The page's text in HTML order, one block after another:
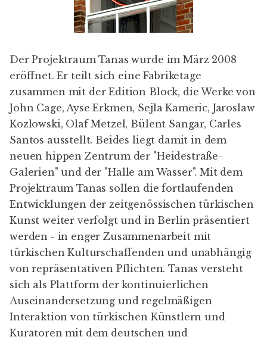
Der Projektraum Tanas wurde im März 2008
eröffnet. Er teilt sich eine Fabriketage
zusammen mit der Edition Block, die Werke von
John Cage, Ayse Erkmen, Sejla Kameric, Jaroslaw
Kozlowski, Olaf Metzel, Bülent Sangar, Carles
Santos ausstellt. Beides liegt damit in dem
neuen hippen Zentrum der "Heidestraße-
Galerien" und der "Halle am Wasser". Mit dem
Projektraum Tanas sollen die fortlaufenden
Entwicklungen der zeitgenössischen türkischen
Kunst weiter verfolgt und in Berlin präsentiert
werden - in enger Zusammenarbeit mit
türkischen Kulturschaffenden und unabhängig
von repräsentativen Pflichten. Tanas versteht
sich als Plattform der kontinuierlichen
Auseinandersetzung und regelmäßigen
Interaktion von türkischen Künstlern und
Kuratoren mit dem deutschen und